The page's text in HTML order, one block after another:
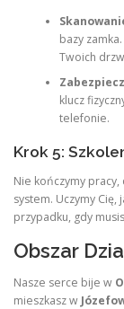
bazy
Twoich
klucz
telefonie.
Krok 5:
Nie kończymy
system. Uczymy
przypadku, gdy
Obszar
Nasze serce bije w
mieszkasz w